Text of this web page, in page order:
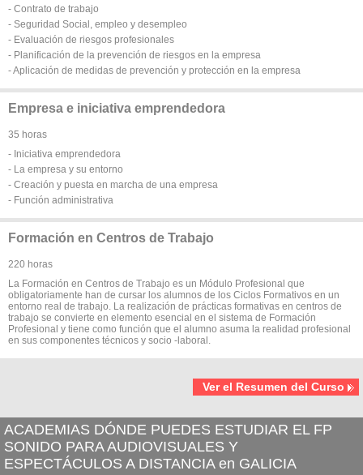
- Contrato de trabajo
- Seguridad Social, empleo y desempleo
- Evaluación de riesgos profesionales
- Planificación de la prevención de riesgos en la empresa
- Aplicación de medidas de prevención y protección en la empresa
Empresa e iniciativa emprendedora
35 horas
- Iniciativa emprendedora
- La empresa y su entorno
- Creación y puesta en marcha de una empresa
- Función administrativa
Formación en Centros de Trabajo
220 horas
La Formación en Centros de Trabajo es un Módulo Profesional que
obligatoriamente han de cursar los alumnos de los Ciclos Formativos en un
entorno real de trabajo. La realización de prácticas formativas en centros de
trabajo se convierte en elemento esencial en el sistema de Formación
Profesional y tiene como función que el alumno asuma la realidad profesional
en sus componentes técnicos y socio -laboral.
Ver el Resumen del Curso
ACADEMIAS DÓNDE PUEDES ESTUDIAR EL FP
SONIDO PARA AUDIOVISUALES Y
ESPECTÁCULOS A DISTANCIA en GALICIA